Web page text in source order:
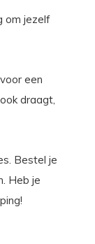
om jezelf
een
draagt,
Bestel je
Heb je